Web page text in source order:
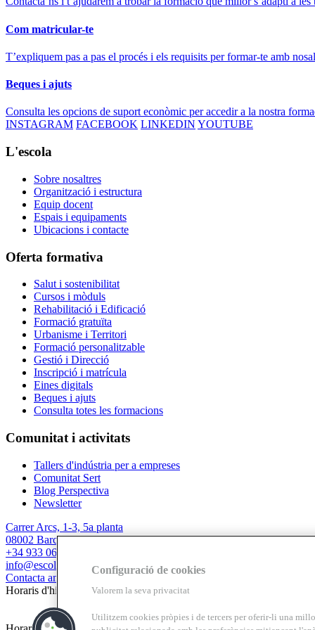
Com matricular-te
T’expliquem pas a pas el procés i els requisits per formar-te amb
Beques i ajuts
Consulta les opcions de suport econòmic per accedir a la nostra
INSTAGRAM FACEBOOK LINKEDIN YOUTUBE
L'escola
Sobre nosaltres
Organització i estructura
Equip docent
Espais i equipaments
Ubicacions i contacte
Oferta formativa
Salut i sostenibilitat
Cursos i mòduls
Rehabilitació i Edificació
Formació gratuïta
Urbanisme i Territori
Formació personalitzable
Gestió i Direcció
Inscripció i matrícula
Eines digitals
Beques i ajuts
Consulta totes les formacions
Comunitat i activitats
Tallers d'indústria per a empreses
Comunitat Sert
Blog Perspectiva
Newsletter
Carrer Arcs, 1-3, 5a planta
08002 Barcelona
+34 933 067 844
info@escolasert.com
Contacta amb nosaltres
Horaris d'hivern: DLL a DJ de 8.30 a 16.30 h / DV de 8.30 a 14 h.
Configuració de cookies
Valorem la seva privacitat
Utilitzem cookies pròpies i de tercers per oferir-li una